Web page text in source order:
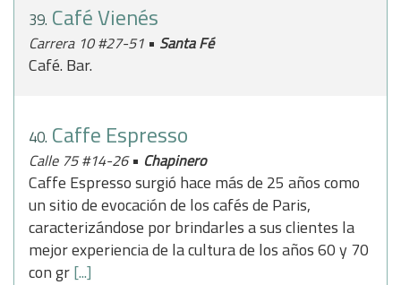
39. Café Vienés
Carrera 10 #27-51 • Santa Fé
Café. Bar.
40. Caffe Espresso
Calle 75 #14-26• Chapinero
Caffe Espresso surgió hace más de 25 años como
un sitio de evocación de los cafés de Paris,
caracterizándose por brindarles a sus clientes la
mejor experiencia de la cultura de los años 60 y 70
con gr[...]